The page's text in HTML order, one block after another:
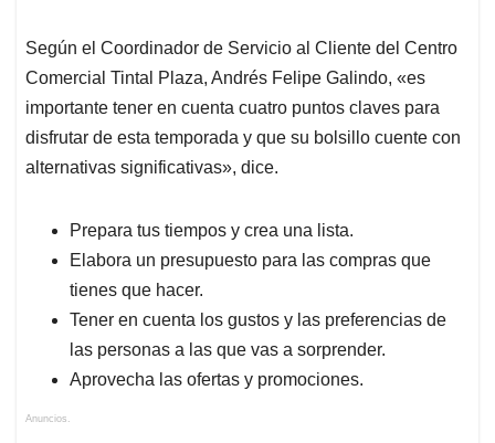
Según el Coordinador de Servicio al Cliente del Centro
Comercial Tintal Plaza, Andrés Felipe Galindo, «es
importante tener en cuenta cuatro puntos claves para
disfrutar de esta temporada y que su bolsillo cuente con
alternativas significativas», dice.
Prepara tus tiempos y crea una lista.
Elabora un presupuesto para las compras que
tienes que hacer.
Tener en cuenta los gustos y las preferencias de
las personas a las que vas a sorprender.
Aprovecha las ofertas y promociones.
Anuncios.